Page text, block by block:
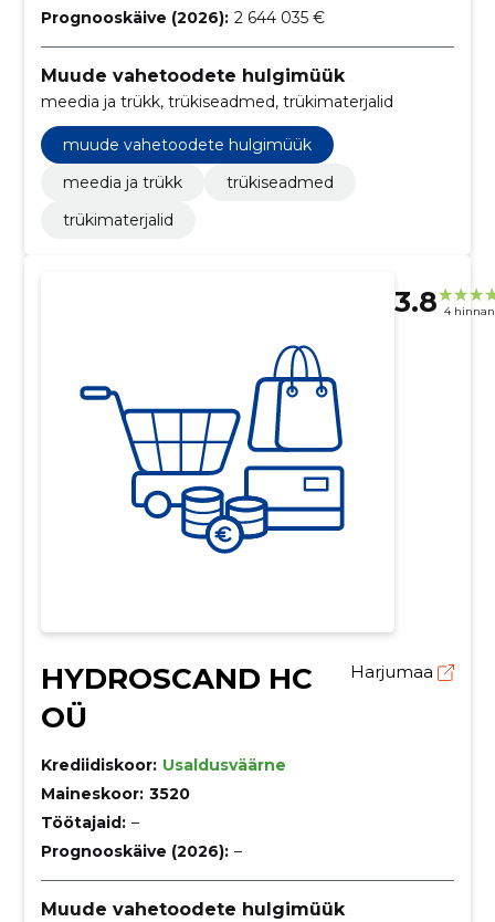
Prognooskäive (2026): 2 644 035 €
Muude vahetoodete hulgimüük
meedia ja trükk, trükiseadmed, trükimaterjalid
muude vahetoodete hulgimüük
meedia ja trükk
trükiseadmed
trükimaterjalid
3.8 4
HYDROSCAND HC
OÜ
Harjumaa
Krediidiskoor: Usaldusväärne
Maineskoor: 3520
Töötajaid: –
Prognooskäive (2026): –
Muude vahetoodete hulgimüük